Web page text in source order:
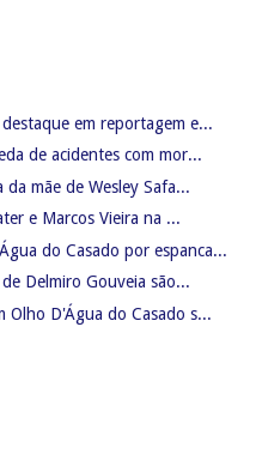
em reportagem e...
de acidentes com mor...
mãe de Wesley Safa...
e Marcos Vieira na ...
do Casado por espanca...
Delmiro Gouveia são...
Olho D'Água do Casado s...